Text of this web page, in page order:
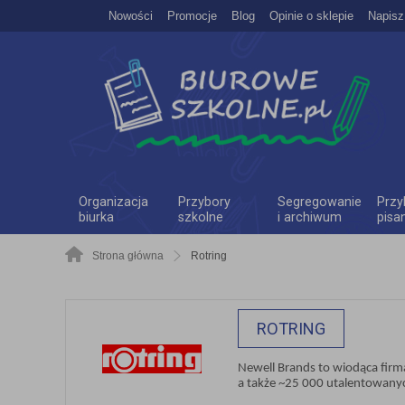
Nowości Promocje Blog Opinie o sklepie
Organizacja
biurka
Przybory
szkolne
Segregowanie
i archiwum
Strona główna Rotring
ROTRING
Newell Brands to wiodąca
a także ~25 000